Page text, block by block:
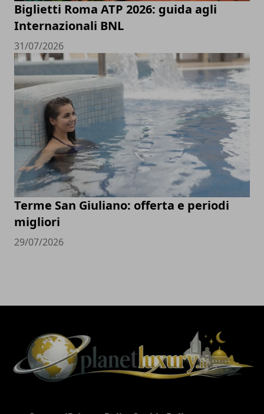
Biglietti Roma ATP 2026: guida agli
Internazionali BNL
31/07/2026
Terme San Giuliano: offerta e periodi
migliori
29/07/2026